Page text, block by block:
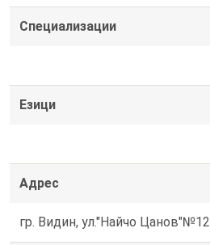
Специализации
Езици
Адрес
гр. Видин, ул."Найчо Цанов"№12